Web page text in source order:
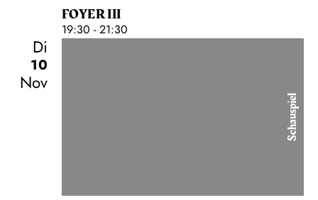
FOYER III
19:30 - 21:30
Di
10
Nov
Schauspiel